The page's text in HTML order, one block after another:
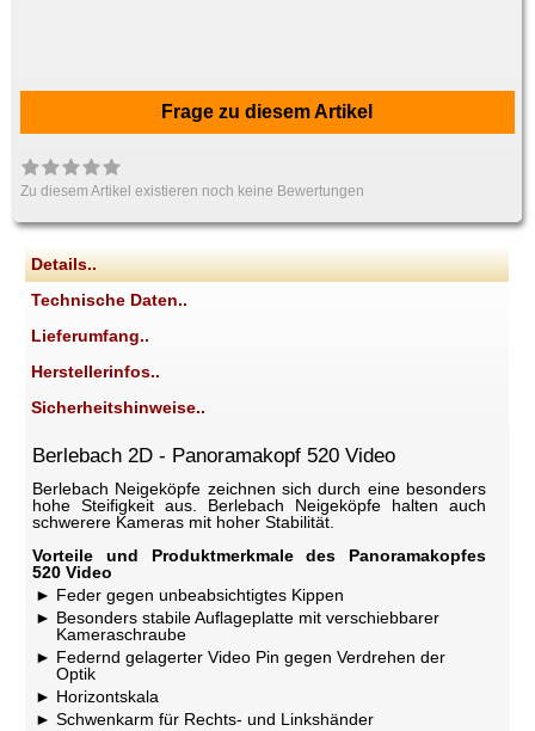
Frage zu diesem Artikel
Zu diesem Artikel existieren noch keine Bewertungen
Details..
Technische Daten..
Lieferumfang..
Herstellerinfos..
Sicherheitshinweise..
Berlebach 2D - Panoramakopf 520 Video
Berlebach Neigeköpfe zeichnen sich durch eine besonders
hohe Steifigkeit aus. Berlebach Neigeköpfe halten auch
schwerere Kameras mit hoher Stabilität.
Vorteile und Produktmerkmale des Panoramakopfes
520 Video
Feder gegen unbeabsichtigtes Kippen
Besonders stabile Auflageplatte mit verschiebbarer
Kameraschraube
Federnd gelagerter Video Pin gegen Verdrehen der
Optik
Horizontskala
Schwenkarm für Rechts- und Linkshänder